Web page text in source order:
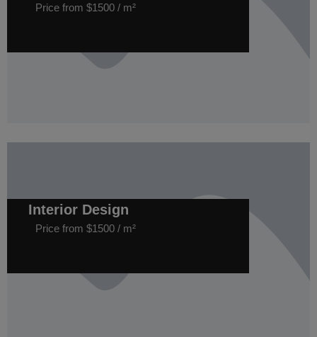
Price from $1500 / m²
Interior Design
Price from $1500 / m²